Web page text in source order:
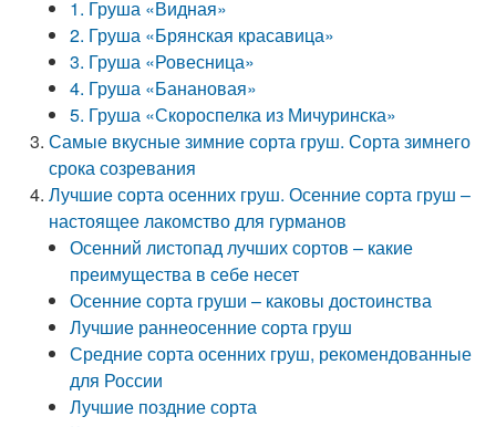
1. Груша «Видная»
2. Груша «Брянская красавица»
3. Груша «Ровесница»
4. Груша «Банановая»
5. Груша «Скороспелка из Мичуринска»
Самые вкусные зимние сорта груш. Сорта зимнего
срока созревания
Лучшие сорта осенних груш. Осенние сорта груш –
настоящее лакомство для гурманов
Осенний листопад лучших сортов – какие
преимущества в себе несет
Осенние сорта груши – каковы достоинства
Лучшие раннеосенние сорта груш
Средние сорта осенних груш, рекомендованные
для России
Лучшие поздние сорта